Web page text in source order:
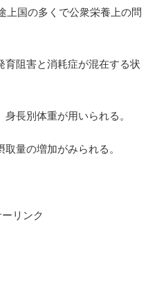
上国の多くで公衆栄養上の問
育阻害と消耗症が混在する状
長別体重が用いられる。
量の増加がみられる。
リンク